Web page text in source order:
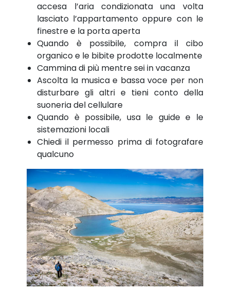
accesa l’aria condizionata una volta
lasciato l’appartamento oppure con le
finestre e la porta aperta
Quando è possibile, compra il cibo
organico e le bibite prodotte localmente
Cammina di più mentre sei in vacanza
Ascolta la musica e bassa voce per non
disturbare gli altri e tieni conto della
suoneria del cellulare
Quando è possibile, usa le guide e le
sistemazioni locali
Chiedi il permesso prima di fotografare
qualcuno